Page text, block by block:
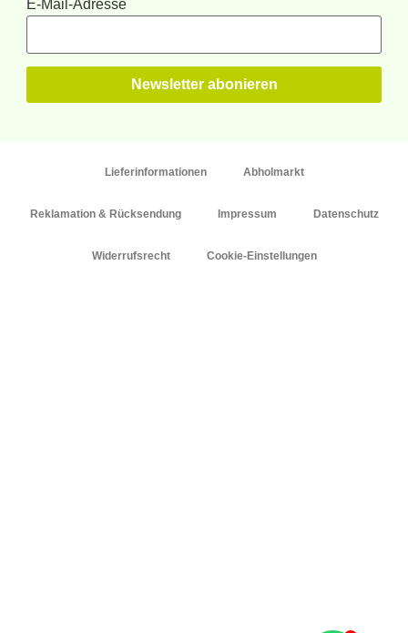
E-Mail-Adresse
Lieferinformationen Abholmarkt
Reklamation & Rücksendung Impressum Datenschutz
Widerrufsrecht Cookie-Einstellungen